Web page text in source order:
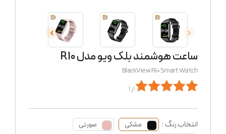
ساعت هوشمند بلک ویو مدل R10
BlackView R10 Smart Watch
از 1
انتخاب رنگ : مشکی
صورتی